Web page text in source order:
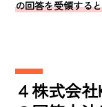
の回答を受領する
４株式会